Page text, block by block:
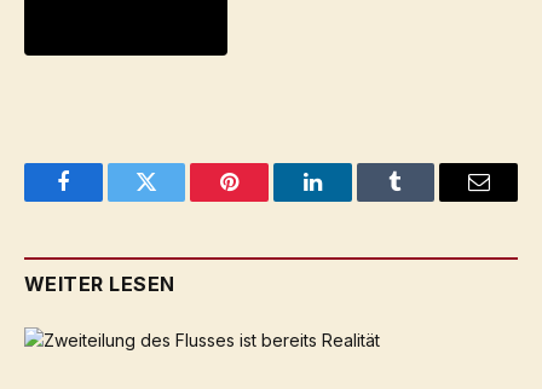
FacebookTwitter Pinterest LinkedInTumblr Email
WEITER LESEN